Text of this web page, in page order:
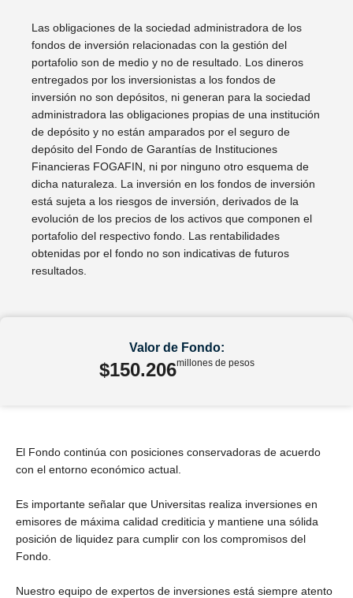
Las obligaciones de la sociedad administradora de los
fondos de inversión relacionadas con la gestión del
portafolio son de medio y no de resultado. Los dineros
entregados por los inversionistas a los fondos de
inversión no son depósitos, ni generan para la sociedad
administradora las obligaciones propias de una institución
de depósito y no están amparados por el seguro de
depósito del Fondo de Garantías de Instituciones
Financieras FOGAFIN, ni por ninguno otro esquema de
dicha naturaleza. La inversión en los fondos de inversión
está sujeta a los riesgos de inversión, derivados de la
evolución de los precios de los activos que componen el
portafolio del respectivo fondo. Las rentabilidades
obtenidas por el fondo no son indicativas de futuros
resultados.
Valor de Fondo:
$150.206millones de pesos
El Fondo continúa con posiciones conservadoras de acuerdo
con el entorno económico actual.
Es importante señalar que Universitas realiza inversiones en
emisores de máxima calidad crediticia y mantiene una sólida
posición de liquidez para cumplir con los compromisos del
Fondo.
Nuestro equipo de expertos de inversiones está siempre atento